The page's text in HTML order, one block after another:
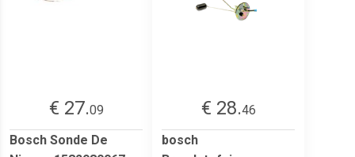
€ 27.09
Bosch Sonde De
€ 28.46
bosch